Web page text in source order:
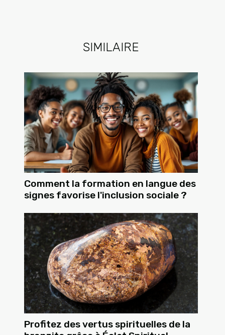
SIMILAIRE
Comment la formation en langue des
signes favorise l'inclusion sociale ?
Profitez des vertus spirituelles de la